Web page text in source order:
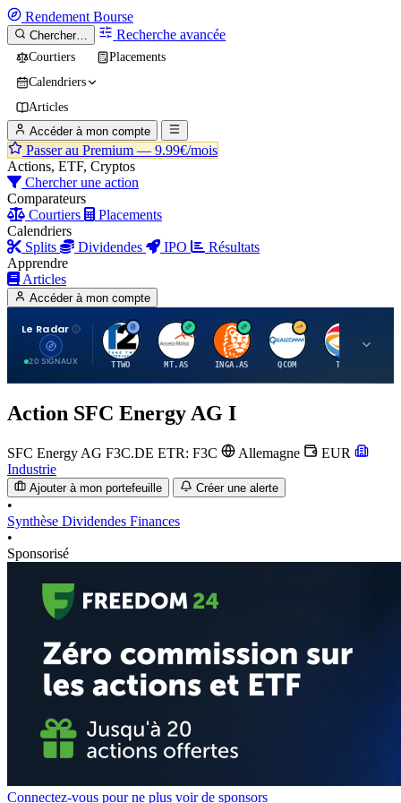
Rendement Bourse
Chercher… Recherche avancée
Courtiers
Placements
Calendriers
Articles
Accéder à mon compte
Passer au Premium — 9.99€/mois
Actions, ETF, Cryptos
Chercher une action
Comparateurs
Courtiers
Placements
Calendriers
Splits
Dividendes IPO
Résultats
Apprendre
Articles
Accéder à mon compte
Le Radar
20 SIGNAUX
T
TTWO
A
MT.AS
I
INGA.AS
Q
QCOM
T
TTE
Action SFC Energy AG I
SFC Energy AG F3C.DE ETR: F3C Allemagne
EUR
Industrie
Ajouter à mon portefeuille Créer une alerte
•
Synthèse Dividendes Finances
•
Sponsorisé
Connectez-vous pour ne plus voir de sponsors